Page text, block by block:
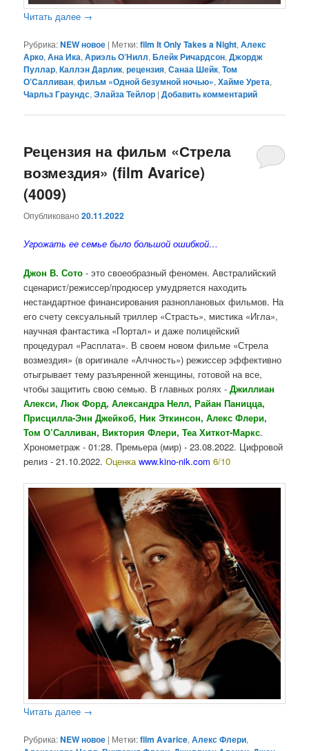
Читать далее →
Рубрика:NEW новое | Метки:film It Only Takes a Night,Алекс
Арко,Ана Ика,Ариэль О’Нилл,Блейк Ричардсон,Джордж
Пуллар,Каллэн Дарлик,рецензия,Санаа Шейк,Том
О’Салливан,фильм «Одной безумной ночью»,Хайме Урета,
Чарльз Граундс,Элайза Тейлор |Добавить комментарий
Рецензия на фильм «Стрела
возмездия» (film Avarice)
(4009)
Опубликовано20.11.2022
Угрожать ее семье было большой ошибкой…
Джон В. Сото - это своеобразный феномен. Австралийский
сценарист/режиссер/продюсер умудряется находить
нестандартное финансирования разноплановых фильмов. На
его счету сексуальный триллер «Страсть», мистика «Игла»,
научная фантастика «Портал» и даже полицейский
процедурал «Расплата». В своем новом фильме «Стрела
возмездия» (в оригинале «Алчность») режиссер эффективно
отыгрывает тему разъяренной женщины, готовой на все,
чтобы защитить свою семью. В главных ролях -Джиллиан
Алекси, Люк Форд, Александра Нелл, Райан Паницца,
Присцилла-Энн Джейкоб, Ник Эткинсон, Алекс Флери,
Том О’Салливан, Виктория Флери, Теа Хиткот-Маркс.
Хронометраж - 01:28. Премьера (мир) - 23.08.2022. Цифровой
релиз - 21.10.2022.Оценкаwww.kino-nik.com 6/10
Читать далее →
Рубрика:NEW новое | Метки:film Avarice,Алекс Флери,